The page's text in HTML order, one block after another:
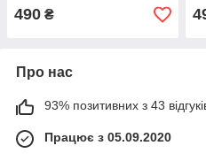
490 ₴
Про нас
93% позитивних з 43
Працює з 05.09.2020